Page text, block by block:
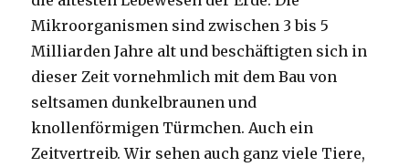
Mikroorganismen sind zwischen 3 bis 5
Milliarden Jahre alt und beschäftigten sich in
dieser Zeit vornehmlich mit dem Bau von
seltsamen dunkelbraunen und
knollenförmigen Türmchen. Auch ein
Zeitvertreib. Wir sehen auch ganz viele Tiere,